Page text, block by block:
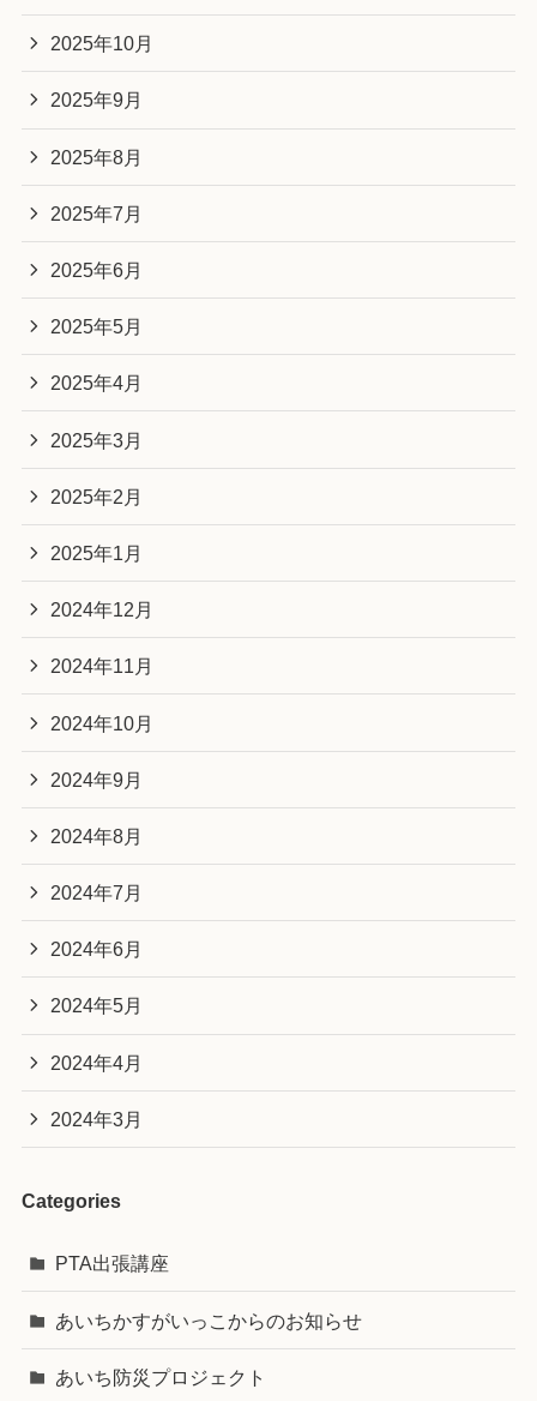
2025年10月
2025年9月
2025年8月
2025年7月
2025年6月
2025年5月
2025年4月
2025年3月
2025年2月
2025年1月
2024年12月
2024年11月
2024年10月
2024年9月
2024年8月
2024年7月
2024年6月
2024年5月
2024年4月
2024年3月
Categories
PTA出張講座
あいちかすがいっこからのお知らせ
あいち防災プロジェクト